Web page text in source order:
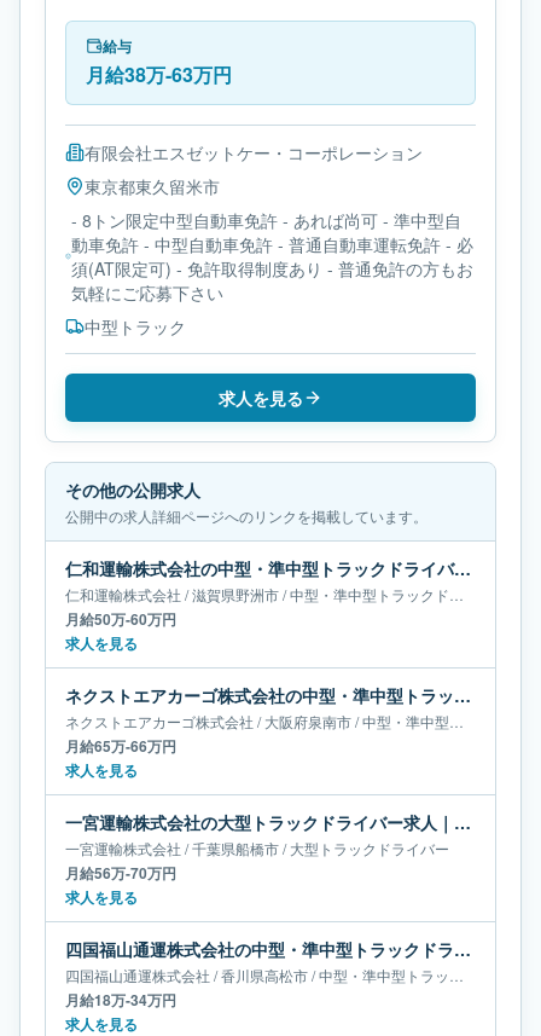
ー求人です。使用車種は中型トラックです。必要免許
は- 8トン限定中型自動車免許です。
給与
月給38万-63万円
有限会社エスゼットケー・コーポレーション
東京都東久留米市
- 8トン限定中型自動車免許 - あれば尚可 - 準中型自
動車免許 - 中型自動車免許 - 普通自動車運転免許 - 必
須(AT限定可) - 免許取得制度あり - 普通免許の方もお
気軽にご応募下さい
中型トラック
求人を見る
その他の公開求人
公開中の求人詳細ページへのリンクを掲載しています。
仁和運輸株式会社の中型・準中型トラックドライバー求人｜滋賀県野洲市｜月給50万-60万円
仁和運輸株式会社 /滋賀県野洲市/中型・準中型トラックドライバー
月給50万-60万円
求人を見る
ネクストエアカーゴ株式会社の中型・準中型トラックドライバー求人｜大阪府泉南市｜月給65万-66万円
ネクストエアカーゴ株式会社 /大阪府泉南市/中型・準中型トラックドライバー
月給65万-66万円
求人を見る
一宮運輸株式会社の大型トラックドライバー求人｜千葉県船橋市｜月給56万-70万円
一宮運輸株式会社 /千葉県船橋市/大型トラックドライバー
月給56万-70万円
求人を見る
四国福山通運株式会社の中型・準中型トラックドライバー求人｜香川県高松市｜月給18万-34万円
四国福山通運株式会社 /香川県高松市/中型・準中型トラックドライバー
月給18万-34万円
求人を見る